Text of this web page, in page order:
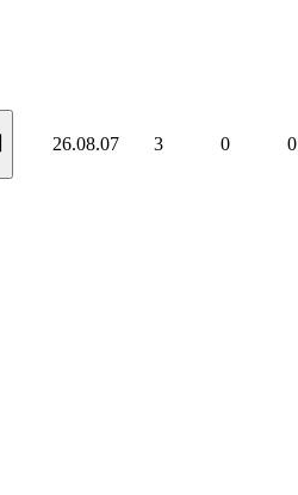
26.08.07 3 0 0